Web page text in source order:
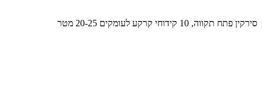
סירקין פתח תקווה, 10 קידוחי קרקע לעומקים 20-25 מטר